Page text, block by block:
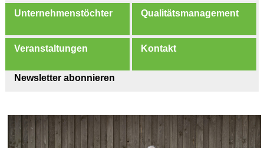
Unternehmenstöchter Qualitätsmanagement
Veranstaltungen Kontakt
Newsletter abonnieren